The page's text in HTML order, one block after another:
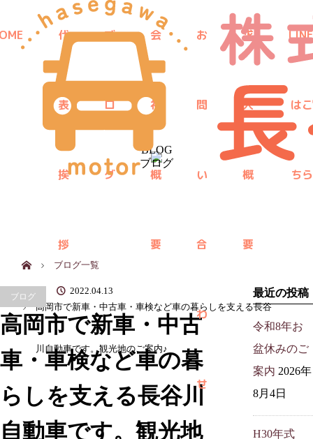
代
表
挨
拶
ブ
ロ
グ
会
社
概
要
お
問
い
合
わ
せ
求
人
概
要
LINE
はこ
ちら
BLOG
ブログ
ホーム
ブログ一覧
高岡市で新車・中古車・車検など車の暮らしを支える長谷
川自動車です。観光地のご案内♪
ブログ
2022.04.13
高岡市で新車・中古
車・車検など車の暮
らしを支える長谷川
自動車です。観光地
最近の投稿
令和8年お
盆休みのご
案内 2026年
8月4日
H30年式